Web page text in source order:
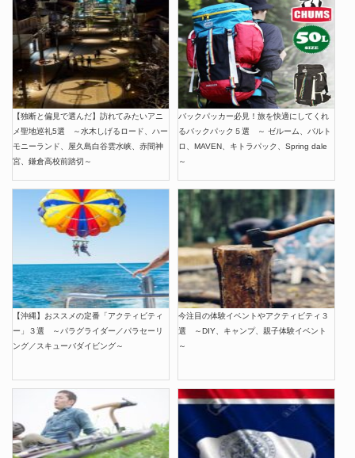
【独断と偏見で選んだ】訪れてみたいアニ
メ聖地巡礼5選 ～水木しげるロード、ハー
モニーランド、屋久島白谷雲水峡、赤間神
宮、鎌倉高校前踏切～
バックパッカー必見！旅を快適にしてくれ
るバックパック５選 ～ ゼルーム、バルト
ロ、MAVEN、キトラパック、Spring dale
～
【沖縄】おススメの定番「アクティビティ
ー」３選 ～パラグライダー／パラセーリ
ング／スキューバダイビング～
今注目の体験イベントやアクティビティ３
選 ～DIY、キャンプ、親子体験イベント
～